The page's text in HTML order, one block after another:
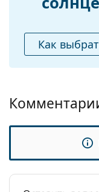
чтобы найти
брендов.
Аксессуары
Пол:
Использование:
Как